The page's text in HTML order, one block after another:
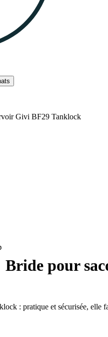
Givi BF29 Tanklock
Bride pour
: pratique et sécurisée, elle